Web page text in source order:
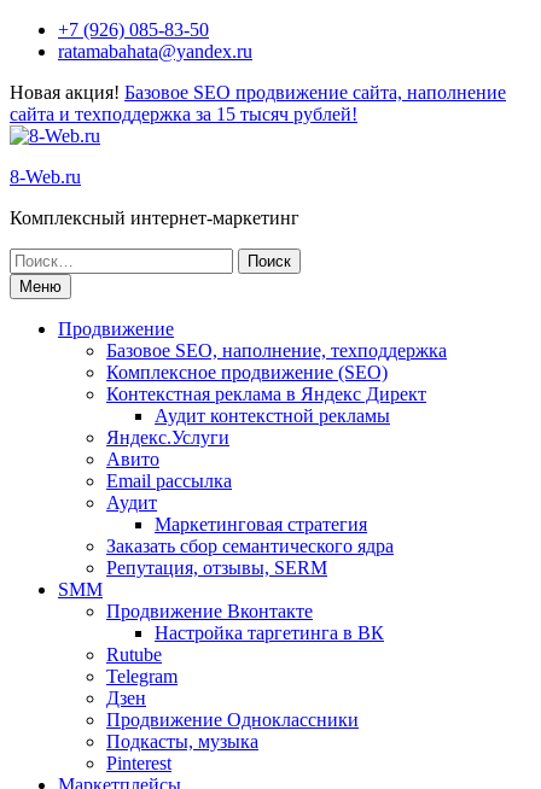
Перейти+7 (926) 085-83-50
ratamabahata@yandex.ru
Новая акция! Базовое SEO продвижение сайта, наполнение
сайта и техподдержка за 15 тысяч рублей!
8-Web.ru
Комплексный интернет-маркетинг
Поиск
по:Меню
Продвижение
Базовое SEO, наполнение, техподдержка
Комплексное продвижение (SEO)
Контекстная реклама в Яндекс Директ
Аудит контекстной рекламы
Яндекс.Услуги
Авито
Email рассылка
Аудит
Маркетинговая стратегия
Заказать сбор семантического ядра
Репутация, отзывы, SERM
SMM
Продвижение Вконтакте
Настройка таргетинга в ВК
Rutube
Telegram
Дзен
Продвижение Одноклассники
Подкасты, музыка
Pinterest
Маркетплейсы